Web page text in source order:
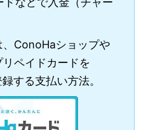
、ConoHaショップや
ペイドカードを
する支払い方法。